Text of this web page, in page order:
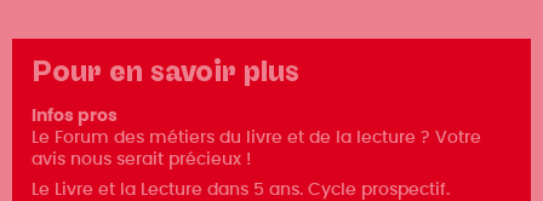
Pour en savoir plus
Infos pros
Le Forum des métiers du livre et de la lecture ? Votre
avis nous serait précieux !
Le Livre et la Lecture dans 5 ans. Cycle prospectif.